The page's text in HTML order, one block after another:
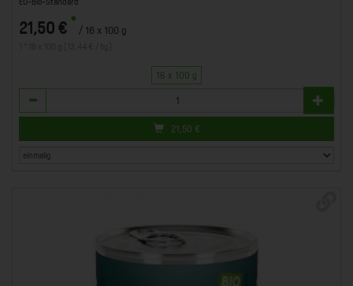
21,50 € * / 16 x 100 g
16 x 100 g
Anzahl
21,50 €